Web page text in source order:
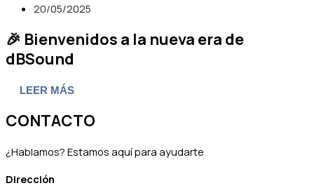
20/05/2025
🎉 Bienvenidos a la nueva era de
dBSound
LEER MÁS
CONTACTO
¿Hablamos? Estamos aquí para ayudarte
Dirección